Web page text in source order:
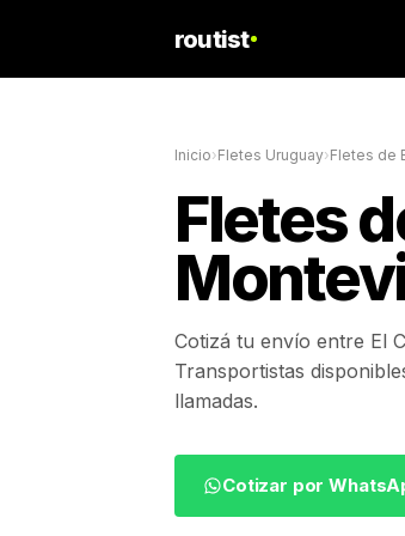
routist
Inicio›Fletes Uruguay›Fletes de
Fletes
Cotizá tu envío entre El
Transportistas
llamadas.
Cotizar por